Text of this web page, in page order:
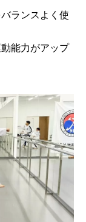
ランスよく使
能力がアップ